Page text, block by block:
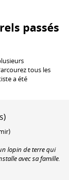
passés
tous les
a été
lopin de terre qui
avec sa famille.